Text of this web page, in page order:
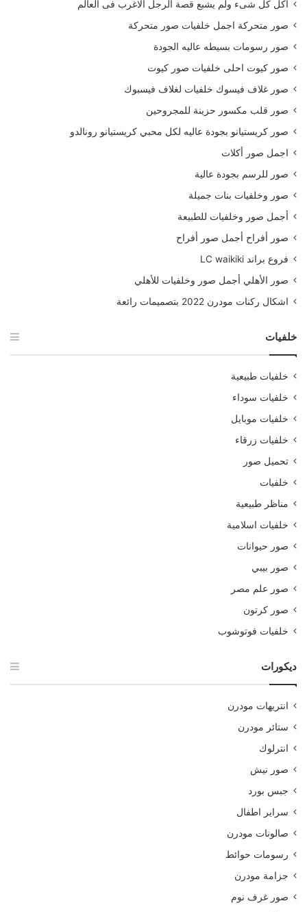
أكل كل شىء ولم يشبع قصة الرجل الاغرب فى العالم
صور متحركة اجمل خلفيات صور متحركة
صور رسومات بسيطه عاليه الجودة
صور كيوت احلى خلفيات صور كيوت
صور غلاف فيسوك خلفيات لغلاف فيسبوك
صور قلب مكسور حزينة للمجروحين
صور كريستيانو بجودة عاليه لكل محبي كريستيانو رونالدو
اجمل صور أكلات
صور للرسم بجودة عالية
صور وخلفيات بنات جميلة
أجمل صور وخلفيات للطبيعة
صور أفراح أجمل صور أفراح
فروع براند LC waikiki
صور الأهلي أجمل صور وخلفيات للأهلي
اشكال ركنات مودرن 2022 بتصميمات رائعة
خلفيات
خلفيات طبيعية
خلفيات سوداء
خلفيات موبايل
خلفيات زرقاء
تحميل صور
خلفيات
مناظر طبيعية
خلفيات اسلامية
صور حيوانات
صور بيبي
صور علم مصر
صور كرتون
خلفيات فوتوشوب
ديكورات
انتريهات مودرن
ستائر مودرن
انترلوك
صور نيش
جبس بورد
سراير اطفال
صالونات مودرن
رسومات حوائط
جزامة مودرن
صور غرف نوم